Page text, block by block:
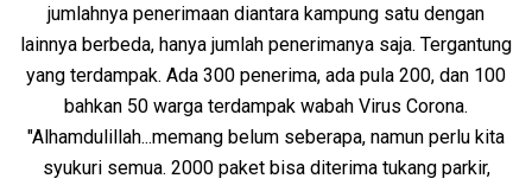
jumlahnya penerimaan diantara kampung satu dengan
lainnya berbeda, hanya jumlah penerimanya saja. Tergantung
yang terdampak. Ada 300 penerima, ada pula 200, dan 100
bahkan 50 warga terdampak wabah Virus Corona.
"Alhamdulillah...memang belum seberapa, namun perlu kita
syukuri semua. 2000 paket bisa diterima tukang parkir,